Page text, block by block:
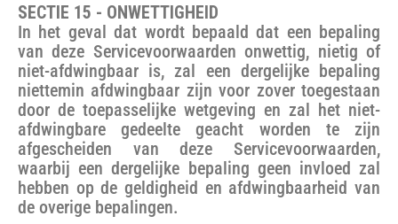
SECTIE 15 - ONWETTIGHEID
In het geval dat wordt bepaald dat een bepaling
van deze Servicevoorwaarden onwettig, nietig of
niet-afdwingbaar is, zal een dergelijke bepaling
niettemin afdwingbaar zijn voor zover toegestaan
door de toepasselijke wetgeving en zal het niet-
afdwingbare gedeelte geacht worden te zijn
afgescheiden van deze Servicevoorwaarden,
waarbij een dergelijke bepaling geen invloed zal
hebben op de geldigheid en afdwingbaarheid van
de overige bepalingen.